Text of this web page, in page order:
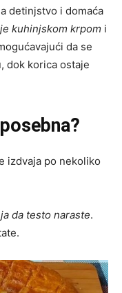
detinjstvo i domaća
kuhinjskom krpom i
da se
dok korica ostaje
izdvaja po nekoliko
da testo naraste.